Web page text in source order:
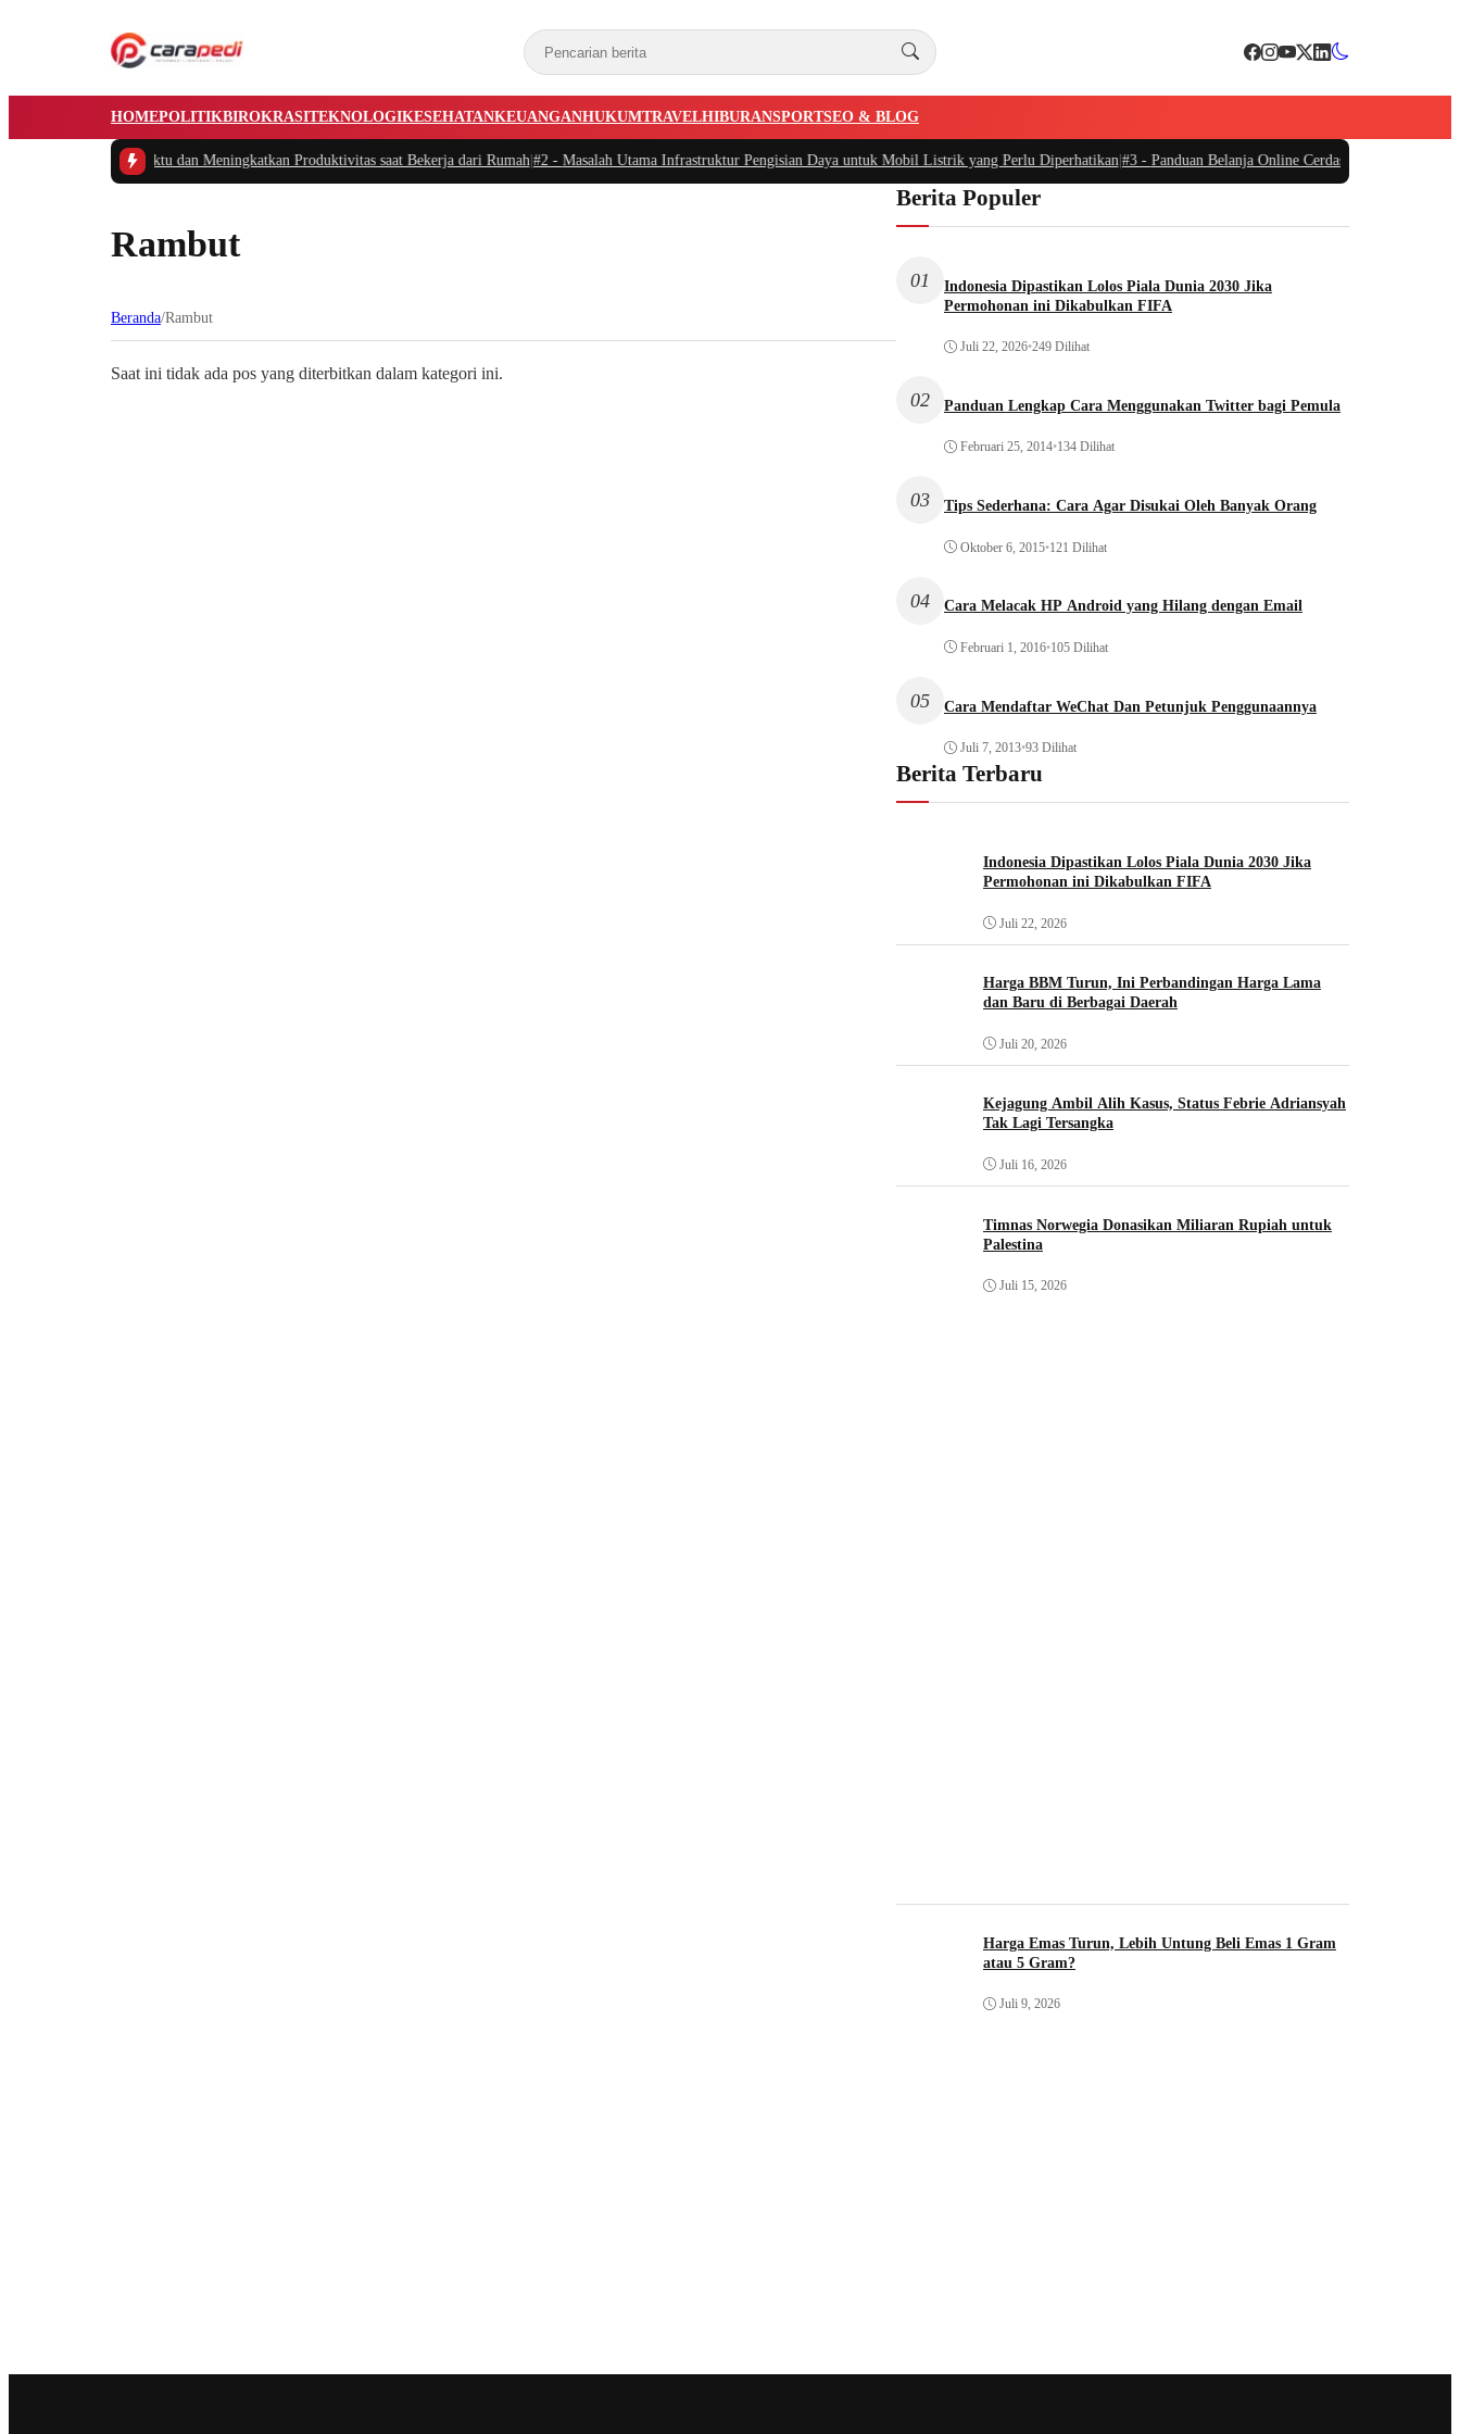
HOMEPOLITIKBIROKRASITEKNOLOGIKESEHATANKEUANGANHUKUMTRAVELHIBURANSPORTSEO & BLOG
Cerdas Mengatur Waktu dan Meningkatkan Produktivitas saat Bekerja dari Rumah|#2 -Masalah Utama Infrastruktur Pengisian Daya untuk Mobil Listrik yang Perlu Diperhatikan|#3 -Panduan Belanja Online Cerdas: Pilih Produk
Rambut
Beranda/Rambut
Saat ini tidak ada pos yang diterbitkan dalam kategori ini.
Berita Populer
01
Indonesia Dipastikan Lolos Piala Dunia 2030 Jika
Permohonan ini Dikabulkan FIFA
Juli 22, 2026•249 Dilihat
02 Panduan Lengkap Cara Menggunakan Twitter bagi Pemula
Februari 25, 2014•134 Dilihat
03 Tips Sederhana: Cara Agar Disukai Oleh Banyak Orang
Oktober 6, 2015•121 Dilihat
04 Cara Melacak HP Android yang Hilang dengan Email
Februari 1, 2016•105 Dilihat
05 Cara Mendaftar WeChat Dan Petunjuk Penggunaannya
Juli 7, 2013•93 Dilihat
Berita Terbaru
Indonesia Dipastikan Lolos Piala Dunia 2030 Jika
Permohonan ini Dikabulkan FIFA
Juli 22, 2026
Harga BBM Turun, Ini Perbandingan Harga Lama
dan Baru di Berbagai Daerah
Juli 20, 2026
Kejagung Ambil Alih Kasus, Status Febrie Adriansyah
Tak Lagi Tersangka
Juli 16, 2026
Timnas Norwegia Donasikan Miliaran Rupiah untuk
Palestina
Juli 15, 2026
Harga Emas Turun, Lebih Untung Beli Emas 1 Gram
atau 5 Gram?
Juli 9, 2026